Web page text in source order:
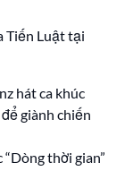
Tiến Luật tại
hát ca khúc
để giành chiến
thời gian”